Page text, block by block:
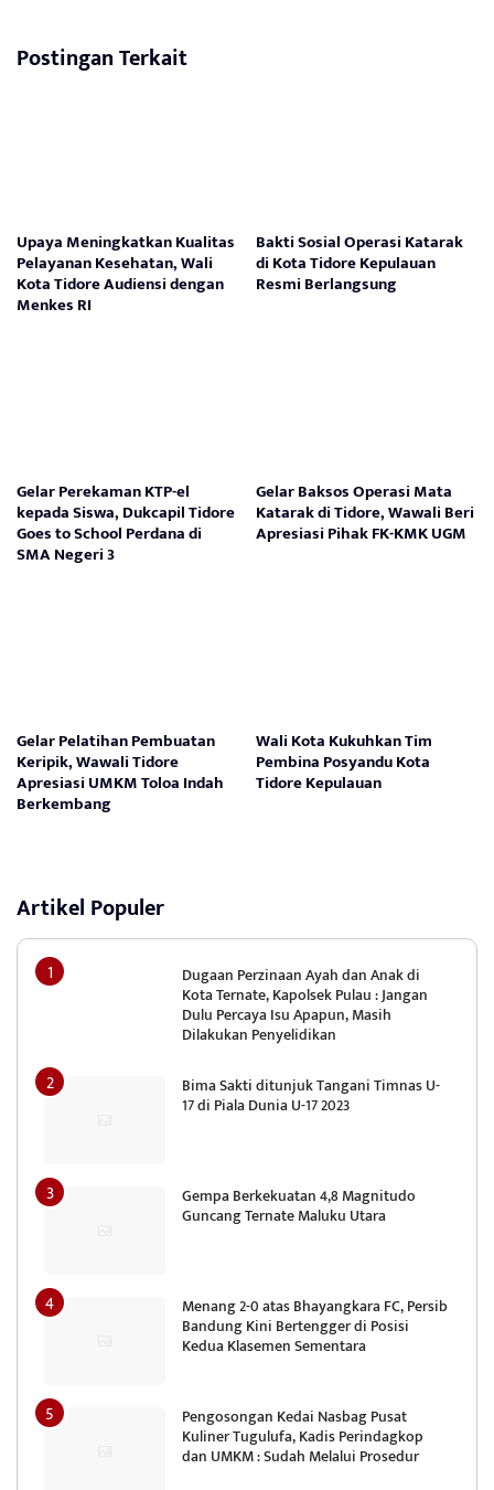
Postingan Terkait
Upaya Meningkatkan Kualitas
Pelayanan Kesehatan, Wali
Kota Tidore Audiensi dengan
Menkes RI
Bakti Sosial Operasi Katarak
di Kota Tidore Kepulauan
Resmi Berlangsung
Gelar Perekaman KTP-el
kepada Siswa, Dukcapil Tidore
Goes to School Perdana di
SMA Negeri 3
Gelar Baksos Operasi Mata
Katarak di Tidore, Wawali Beri
Apresiasi Pihak FK-KMK UGM
Gelar Pelatihan Pembuatan
Keripik, Wawali Tidore
Apresiasi UMKM Toloa Indah
Berkembang
Wali Kota Kukuhkan Tim
Pembina Posyandu Kota
Tidore Kepulauan
Artikel Populer
Dugaan Perzinaan Ayah dan Anak di
Kota Ternate, Kapolsek Pulau : Jangan
Dulu Percaya Isu Apapun, Masih
Dilakukan Penyelidikan
Bima Sakti ditunjuk Tangani Timnas U-
17 di Piala Dunia U-17 2023
Gempa Berkekuatan 4,8 Magnitudo
Guncang Ternate Maluku Utara
Menang 2-0 atas Bhayangkara FC, Persib
Bandung Kini Bertengger di Posisi
Kedua Klasemen Sementara
Pengosongan Kedai Nasbag Pusat
Kuliner Tugulufa, Kadis Perindagkop
dan UMKM : Sudah Melalui Prosedur